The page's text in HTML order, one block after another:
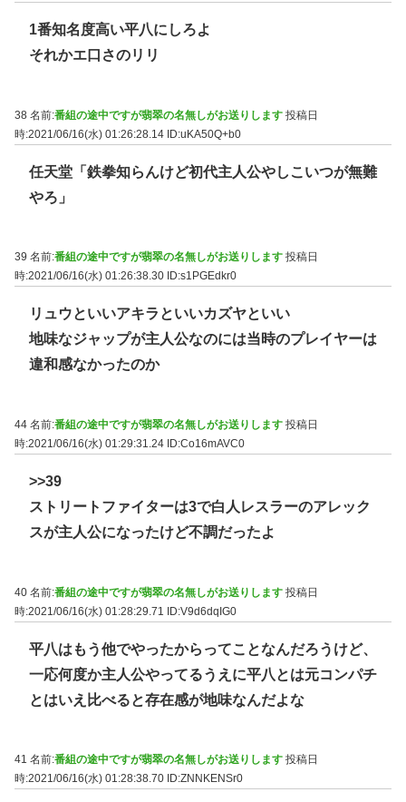
1番知名度高い平八にしろよ
それかエ口さのリリ
38 名前:番組の途中ですが翡翠の名無しがお送りします 投稿日
時:2021/06/16(水) 01:26:28.14 ID:uKA50Q+b0
任天堂「鉄拳知らんけど初代主人公やしこいつが無難
やろ」
39 名前:番組の途中ですが翡翠の名無しがお送りします 投稿日
時:2021/06/16(水) 01:26:38.30 ID:s1PGEdkr0
リュウといいアキラといいカズヤといい
地味なジャップが主人公なのには当時のプレイヤーは
違和感なかったのか
44 名前:番組の途中ですが翡翠の名無しがお送りします 投稿日
時:2021/06/16(水) 01:29:31.24 ID:Co16mAVC0
>>39
ストリートファイターは3で白人レスラーのアレック
スが主人公になったけど不調だったよ
40 名前:番組の途中ですが翡翠の名無しがお送りします 投稿日
時:2021/06/16(水) 01:28:29.71 ID:V9d6dqIG0
平八はもう他でやったからってことなんだろうけど、
一応何度か主人公やってるうえに平八とは元コンパチ
とはいえ比べると存在感が地味なんだよな
41 名前:番組の途中ですが翡翠の名無しがお送りします 投稿日
時:2021/06/16(水) 01:28:38.70 ID:ZNNKENSr0